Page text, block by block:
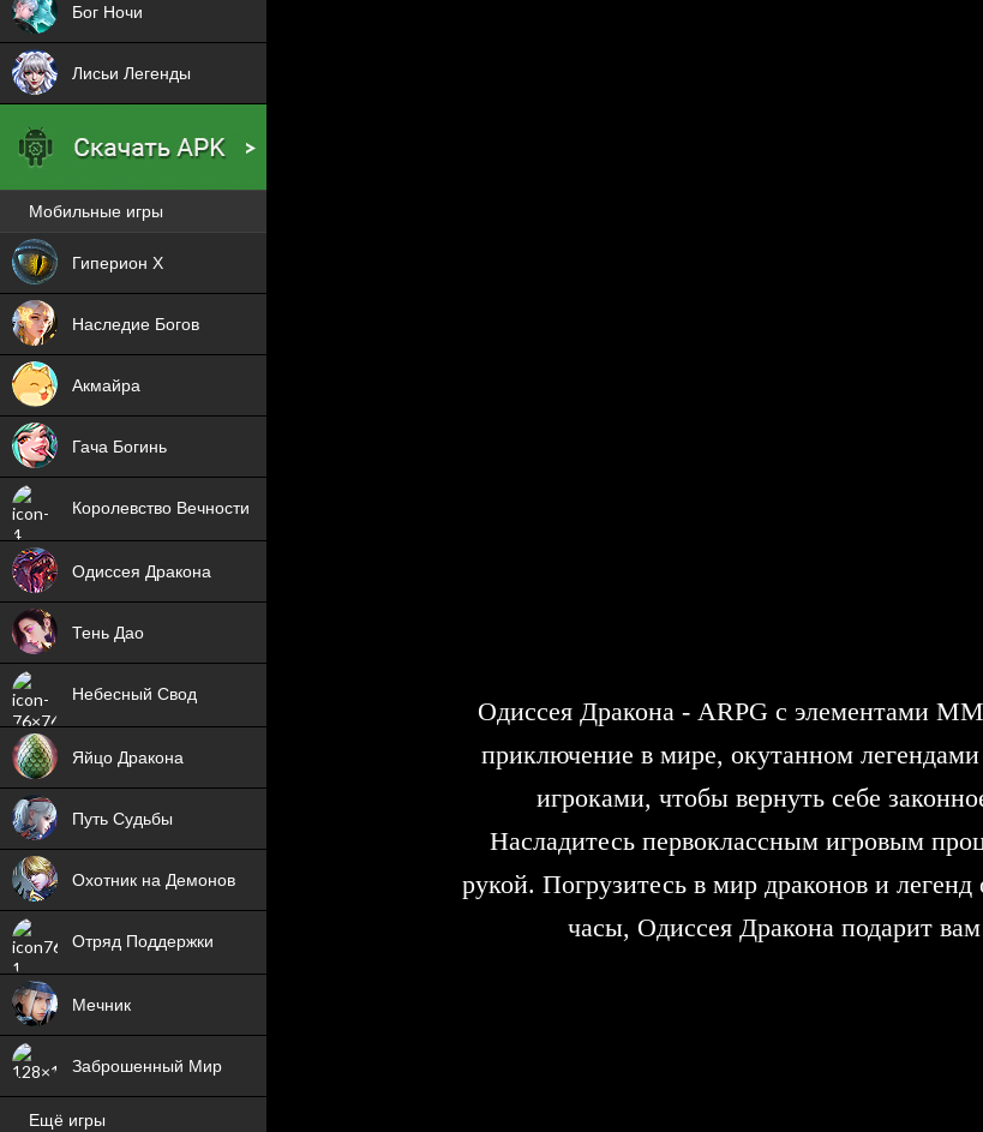
Одиссея Дракона - ARPG с элементами
приключение в мире, окутанном
игроками, чтобы вернуть себе
Насладитесь первоклассным игровым
рукой. Погрузитесь в мир драконов и
часы, Одиссея Дракона подарит
Бог Ночи
Лисьи Легенды
Мобильные игры
Гиперион Х
Наследие Богов
NEW
Акмайра
NEW
Гача Богинь
NEW
Королевство Вечности
NEW
Одиссея Дракона
NEW
Тень Дао
NEW
Небесный Свод
NEW
Яйцо Дракона
NEW
Путь Судьбы
NEW
Охотник на Демонов
ХИТ
Отряд Поддержки
ХИТ
Мечник
Заброшенный Мир
NEW
Ещё игры